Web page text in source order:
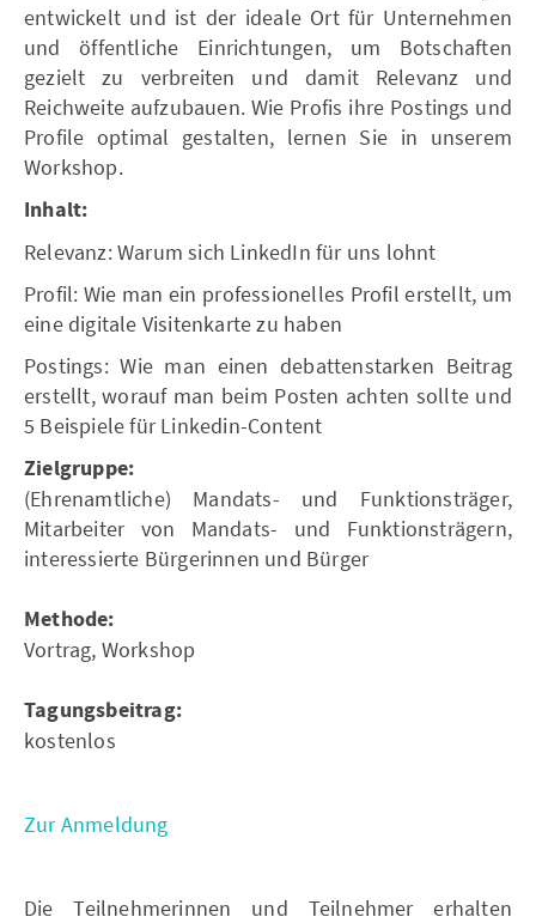
entwickelt und ist der ideale Ort für Unternehmen
und öffentliche Einrichtungen, um Botschaften
gezielt zu verbreiten und damit Relevanz und
Reichweite aufzubauen. Wie Profis ihre Postings und
Profile optimal gestalten, lernen Sie in unserem
Workshop.
Inhalt:
Relevanz: Warum sich LinkedIn für uns lohnt
Profil: Wie man ein professionelles Profil erstellt, um
eine digitale Visitenkarte zu haben
Postings: Wie man einen debattenstarken Beitrag
erstellt, worauf man beim Posten achten sollte und
5 Beispiele für Linkedin-Content
Zielgruppe:
(Ehrenamtliche) Mandats- und Funktionsträger,
Mitarbeiter von Mandats- und Funktionsträgern,
interessierte Bürgerinnen und Bürger
Methode:
Vortrag, Workshop
Tagungsbeitrag:
kostenlos
Zur Anmeldung
Die Teilnehmerinnen und Teilnehmer erhalten